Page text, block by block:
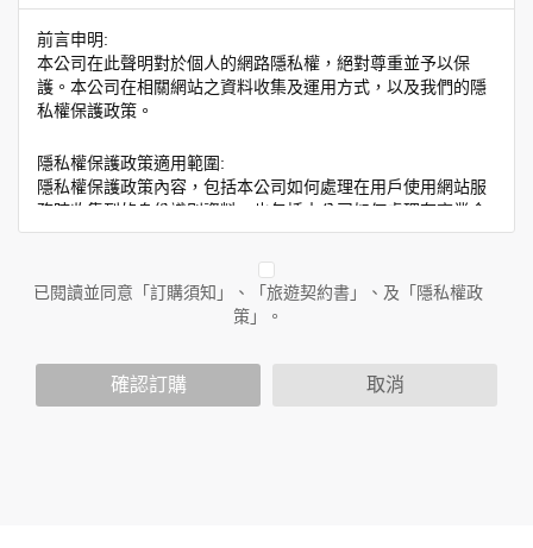
前言申明:
本公司在此聲明對於個人的網路隱私權，絕對尊重並予以保
護。本公司在相關網站之資料收集及運用方式，以及我們的隱
私權保護政策。
隱私權保護政策適用範圍:
隱私權保護政策內容，包括本公司如何處理在用戶使用網站服
務時收集到的身份識別資料，也包括本公司如何處理在商業合
作與本公司合作時分享的任何身份識別資料。隱私權保護政策
人員。例如您透過本公司旗下網站上的廣告廠商連結，這些置
放連結的廠商也可能蒐集您個人的資料。對於您主動提供的個
人資訊，這些廣告廠商或連結網站有其個別的隱私權保護政
您個人在本網站上的聊天室或討論區中任意公開個人資料的行
已閱讀並同意「訂購須知」、「旅遊契約書」、及「隱私權政
策」。
確認訂購 取消